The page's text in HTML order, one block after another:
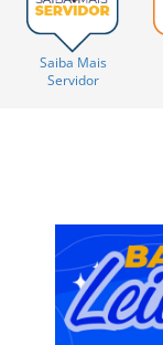
Saiba Mais
Servidor